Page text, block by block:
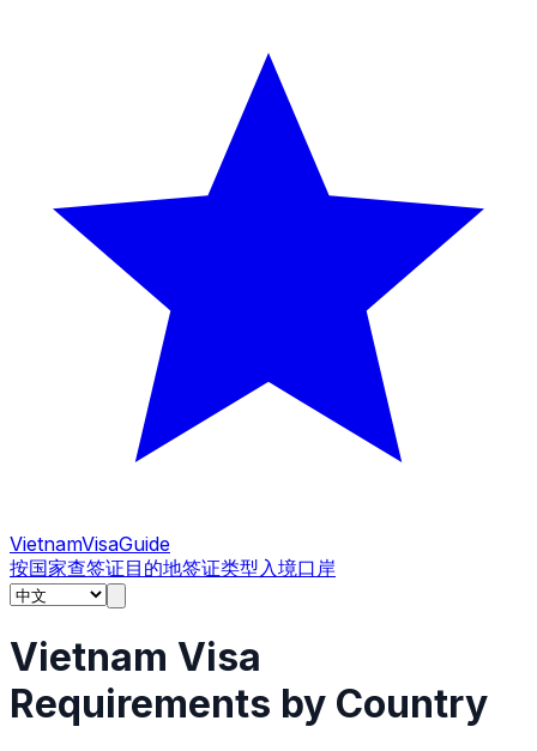
VietnamVisaGuide
按国家查签证目的地签证类型入境口岸
Vietnam Visa
Requirements by Country